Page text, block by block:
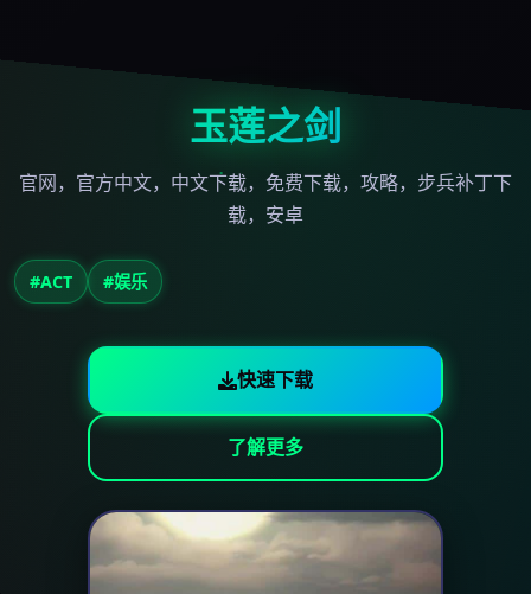
玉莲之剑
官网，官方中文，中文下载，免费下载，攻略，步兵补丁下
载，安卓
#ACT #娱乐
快速下载
了解更多